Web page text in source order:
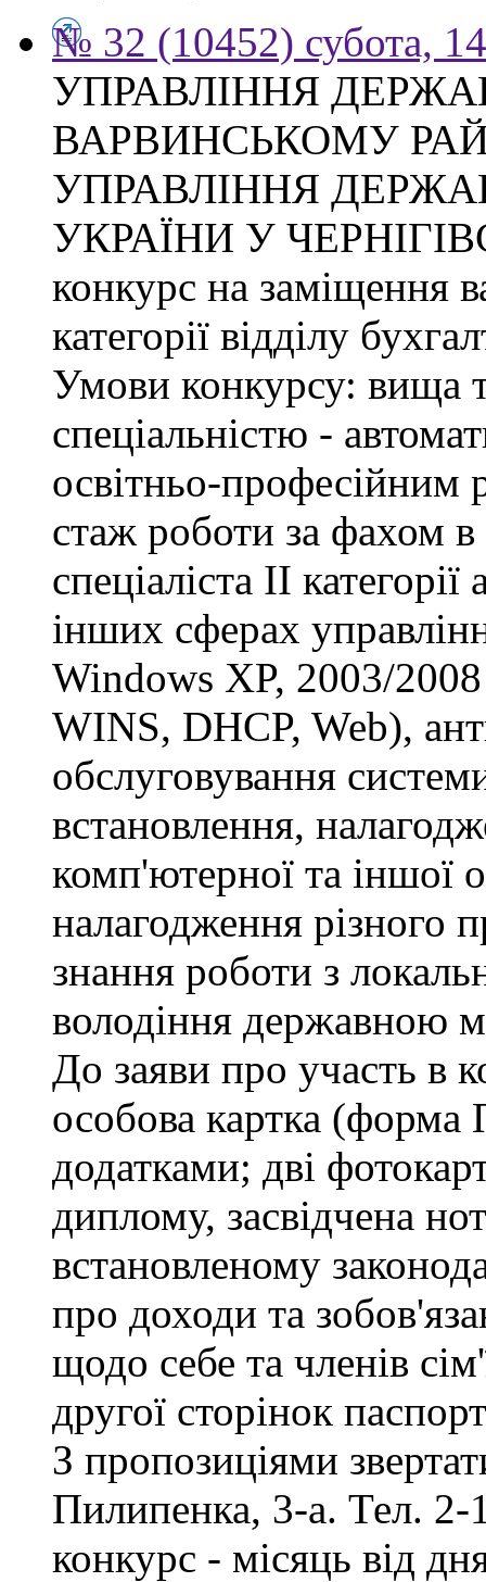
№ 32 (10452) субота,
УПРАВЛІННЯ
ВАРВИНСЬКОМУ
УПРАВЛІННЯ
УКРАЇНИ У
конкурс на заміщення
категорії відділу
Умови конкурсу: вища
спеціальністю -
освітньо-професійним
стаж роботи за фахом в
спеціаліста ІІ
інших сферах
Windows XP, 2003/
WINS, DHCP, Web),
обслуговування
встановлення,
комп'ютерної та іншої
налагодження різного
знання роботи з
володіння державною
До заяви про участь в
особова картка
додатками; дві
диплому, засвідчена
встановленому
про доходи та
щодо себе та членів
другої сторінок
З пропозиціями
Пилипенка, 3-а. Тел. 2-
конкурс - місяць від